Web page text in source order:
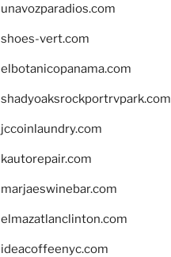
unavozparadios.com
shoes-vert.com
elbotanicopanama.com
shadyoaksrockportrvpark.com
jccoinlaundry.com
kautorepair.com
marjaeswinebar.com
elmazatlanclinton.com
ideacoffeenyc.com